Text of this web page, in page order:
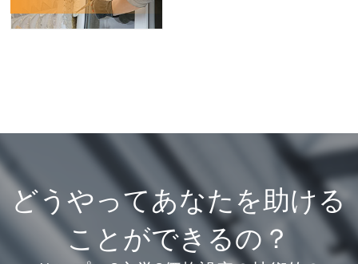
どうやってあなたを助ける
ことができるの？